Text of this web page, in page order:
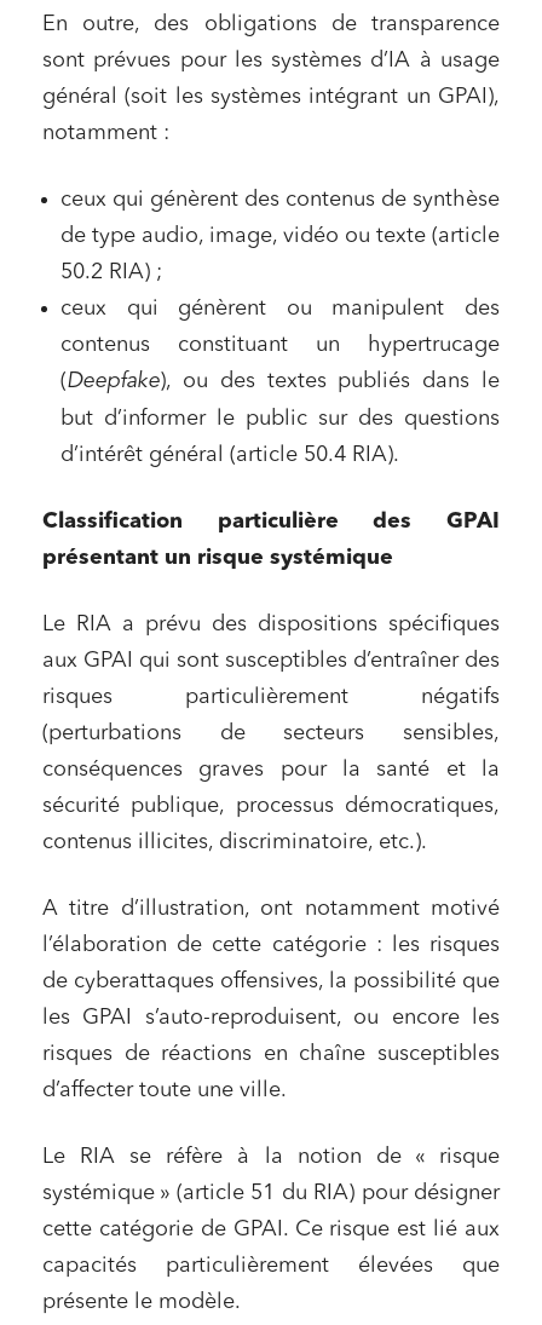
En outre, des obligations de transparence
sont prévues pour les systèmes d’IA à usage
général (soit les systèmes intégrant un GPAI),
notamment :
ceux qui génèrent des contenus de synthèse
de type audio, image, vidéo ou texte (article
50.2 RIA) ;
ceux qui génèrent ou manipulent des
contenus constituant un hypertrucage
(Deepfake), ou des textes publiés dans le
but d’informer le public sur des questions
d’intérêt général (article 50.4 RIA).
Classification particulière des GPAI
présentant un risque systémique
Le RIA a prévu des dispositions spécifiques
aux GPAI qui sont susceptibles d’entraîner des
risques particulièrement négatifs
(perturbations de secteurs sensibles,
conséquences graves pour la santé et la
sécurité publique, processus démocratiques,
contenus illicites, discriminatoire, etc.).
A titre d’illustration, ont notamment motivé
l’élaboration de cette catégorie : les risques
de cyberattaques offensives, la possibilité que
les GPAI s’auto-reproduisent, ou encore les
risques de réactions en chaîne susceptibles
d’affecter toute une ville.
Le RIA se réfère à la notion de « risque
systémique » (article 51 du RIA) pour désigner
cette catégorie de GPAI. Ce risque est lié aux
capacités particulièrement élevées que
présente le modèle.